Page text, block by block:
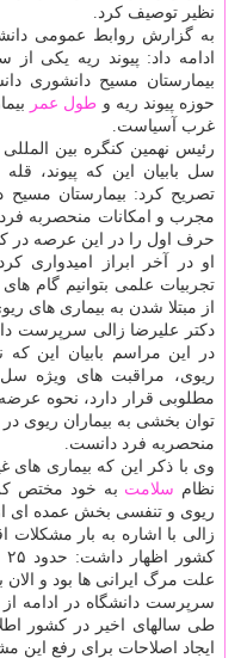
نظیر توصیف كرد.
به گزارش روابط عمومی
ادامه داد: پیوند ریه یكی
بیمارستان مسیح دانشوری
حوزه پیوند ریه و طول عمر
غرب آسیاست.
رئیس نهمین كنگره بین
سل بابیان این كه پیوند،
تصریح كرد: بیمارستان مسیح
مجرب و امكانات منحصربه
حرف اول را در این عرصه در
او در آخر ابراز امیدواری
تجربیات علمی بتوانیم گام
از مبتلا شدن به بیماری های
دكتر علیرضا زالی سرپرست
در این مراسم بابیان این كه
ریوی، مراقبت های ویژه
مطلوبی قرار دارد، نحوه عرضه
توان بخشی به بیماران ریوی
منحصربه فرد دانست.
وی با ذكر این كه بیماری های
نظام سلامت به خود مختص
ریوی و تنفسی بخش عمده ای از
زالی با اشاره به بار مشكلات
علت مرگ ایرانی ها بود و
سرپرست دانشگاه در ادامه از
طی سالهای اخیر در كشور
ایجاد اصلاحات برای رفع این